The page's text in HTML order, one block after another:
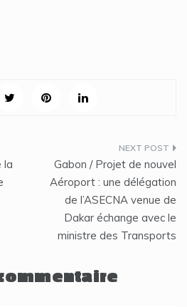
la
Gabon / Projet de nouvel
Aéroport : une délégation
de l’ASECNA venue de
Dakar échange avec le
ministre des Transports